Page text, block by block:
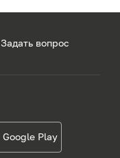
Задать вопрос
Google Play